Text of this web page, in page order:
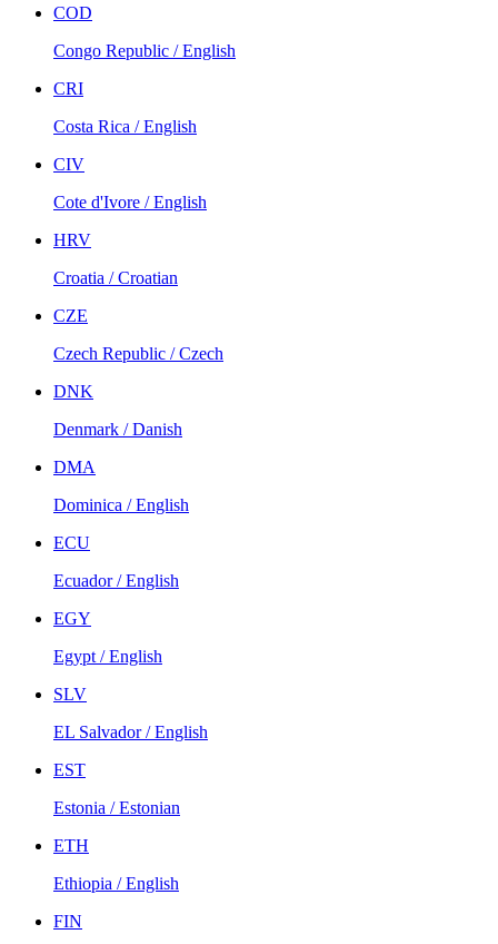
COD
Congo Republic / English
CRI
Costa Rica / English
CIV
Cote d'Ivore / English
HRV
Croatia / Croatian
CZE
Czech Republic / Czech
DNK
Denmark / Danish
DMA
Dominica / English
ECU
Ecuador / English
EGY
Egypt / English
SLV
EL Salvador / English
EST
Estonia / Estonian
ETH
Ethiopia / English
FIN